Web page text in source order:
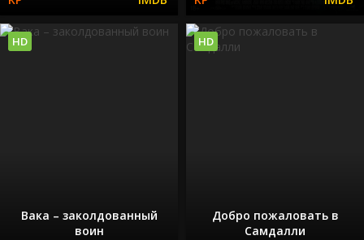
Вака – заколдованный
воин
HD
Добро пожаловать в
Самдалли
HD